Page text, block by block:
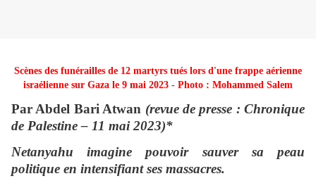
Scènes des funérailles de 12 martyrs tués lors d'une frappe aérienne
israélienne sur Gaza le 9 mai 2023 - Photo : Mohammed Salem
Par Abdel Bari Atwan (revue de presse : Chronique
de Palestine – 11 mai 2023)*
Netanyahu imagine pouvoir sauver sa peau
politique en intensifiant ses massacres.